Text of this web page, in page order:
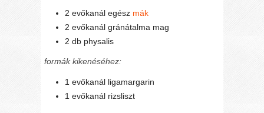
2 evőkanál egész mák
2 evőkanál gránátalma mag
2 db physalis
formák kikenéséhez:
1 evőkanál ligamargarin
1 evőkanál rizsliszt